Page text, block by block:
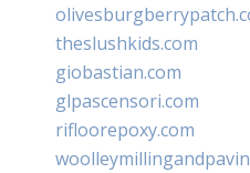
theslushkids.com
giobastian.com
glpascensori.com
rifloorepoxy.com